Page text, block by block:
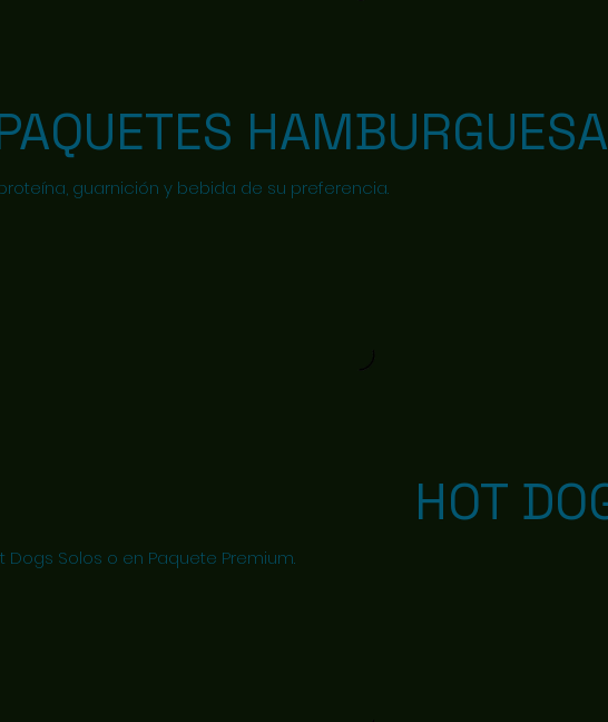
guarnición y bebida de su preferencia.
HOT
Dogs Solos o en Paquete Premium.